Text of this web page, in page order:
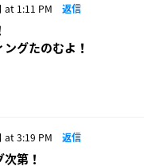
at 1:11 PM 返信
グたのむよ！
at 3:19 PM 返信
第！